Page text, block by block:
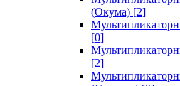
(Окума) [2]
[0]
[2]